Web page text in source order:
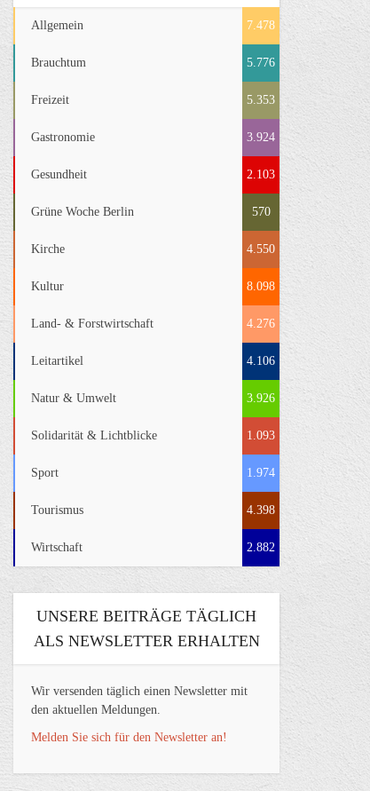
Allgemein 7.478
Brauchtum 5.776
Freizeit 5.353
Gastronomie 3.924
Gesundheit 2.103
Grüne Woche Berlin 570
Kirche 4.550
Kultur 8.098
Land- & Forstwirtschaft 4.276
Leitartikel 4.106
Natur & Umwelt 3.926
Solidarität & Lichtblicke 1.093
Sport 1.974
Tourismus 4.398
Wirtschaft 2.882
UNSERE BEITRÄGE TÄGLICH
ALS NEWSLETTER ERHALTEN
Wir versenden täglich einen Newsletter mit
den aktuellen Meldungen.
Melden Sie sich für den Newsletter an!